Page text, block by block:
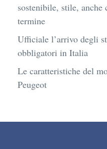
sostenibile, stile,
termine
Ufficiale l’arrivo degli
obbligatori in Italia
Le caratteristiche del
Peugeot